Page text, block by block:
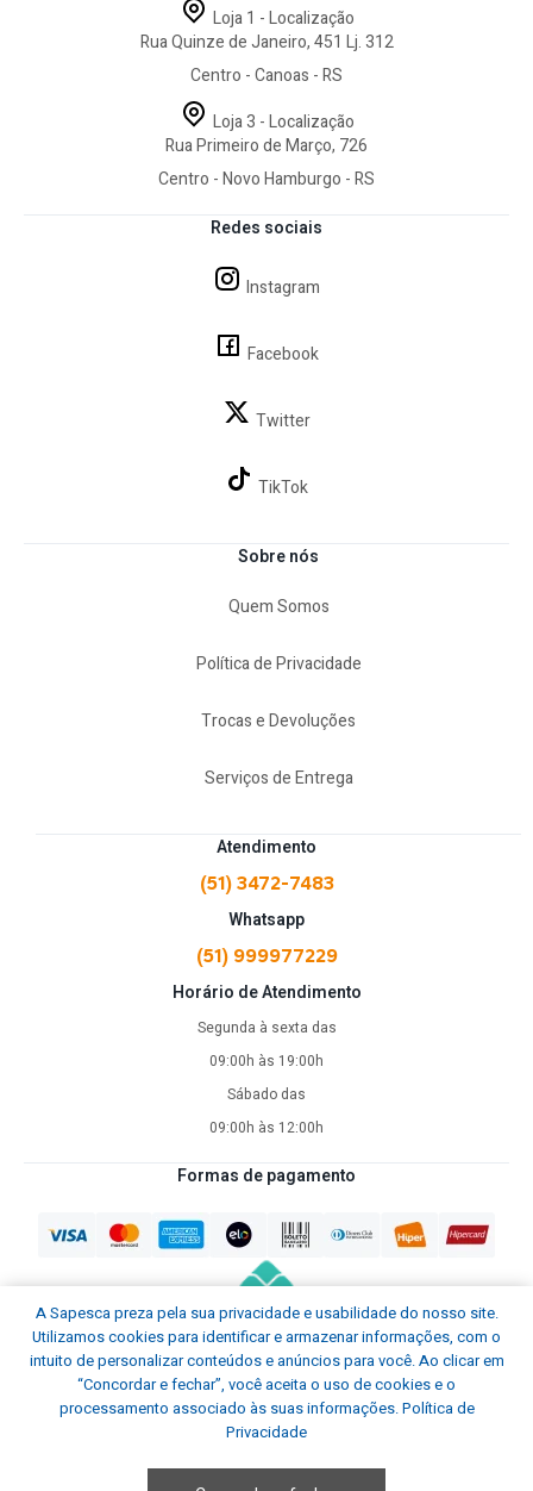
Atendimento
(51) 3472-7483
Whatsapp
(51) 999977229
Horário de Atendimento
Segunda à sexta das
09:00h às 19:00h
Sábado das
09:00h às 12:00h
Sobre nós
Quem Somos
Política de Privacidade
Trocas e Devoluções
Serviços de Entrega
Redes sociais
Instagram
Facebook
Twitter
TikTok
Loja 1 - Localização
Rua Quinze de Janeiro, 451 Lj. 312
Centro - Canoas - RS
Loja 3 - Localização
Rua Primeiro de Março, 726
Centro - Novo Hamburgo - RS
Formas de pagamento
A Sapesca preza pela sua privacidade e usabilidade do nosso site.
Utilizamos cookies para identificar e armazenar informações, com o
intuito de personalizar conteúdos e anúncios para você. Ao clicar em
“Concordar e fechar”, você aceita o uso de cookies e o
processamento associado às suas informações.Política de
Privacidade